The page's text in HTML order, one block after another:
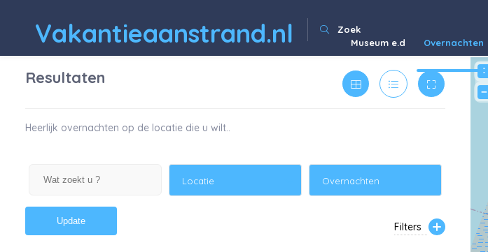
Vakantieaanstrand.nl Zoek
Museum e.d
Overnachten
+
−
Resultaten
Heerlijk overnachten op de locatie die u wilt..
Locatie Overnachten
Update Filters